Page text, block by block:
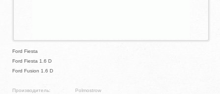
Ford Fiesta
Ford Fiesta 1.6 D
Ford Fusion 1.6 D
Производитель:
Polmostrow